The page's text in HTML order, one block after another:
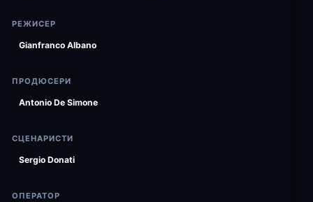
РЕЖИСЕР
Gianfranco Albano
ПРОДЮСЕРИ
Antonio De Simone
СЦЕНАРИСТИ
Sergio Donati
ОПЕРАТОР